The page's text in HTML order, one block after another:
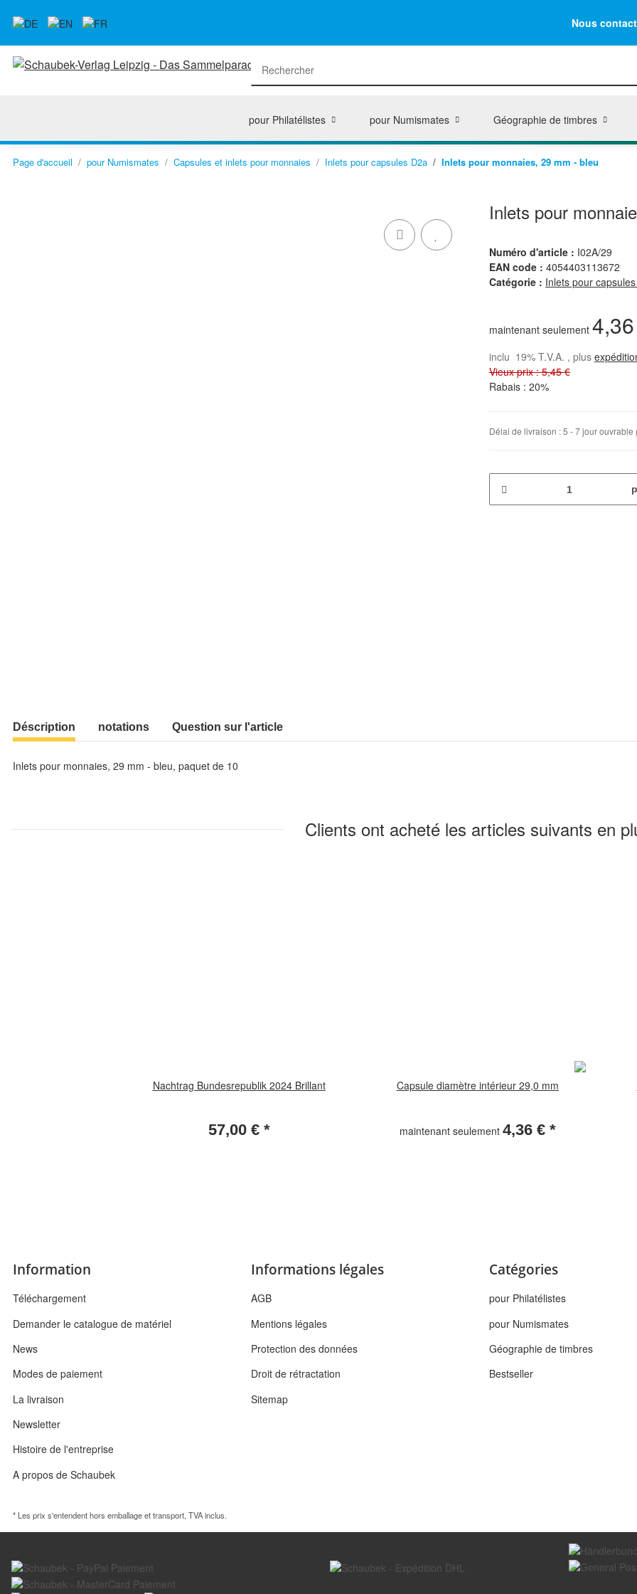
Nous
pour Philatélistes pour Numismates Géographie de timbres
Page d'accueil pour Numismates Capsules et inlets pour monnaies Inlets pour capsules D2a Inlets pour monnaies, 29 mm - bleu
Inlets pour
Numéro d'article : I02A/29
EAN code : 4054403113672
Catégorie : Inlets pour
maintenant seulement
inclu 19% T.V.A. , plus
Vieux prix : 5,45 €
Rabais : 20%
Délai de livraison :5 - 7 jour ouvrable
Déscription notations Question sur l'article
Inlets pour monnaies, 29 mm - bleu, paquet de 10
Clients ont acheté les articles suivants en
Nachtrag Bundesrepublik 2024 Brillant
57,00 € *
Capsule diamètre intérieur 29,0 mm
maintenant seulement 4,36 € *
Information
Téléchargement
Demander le catalogue de matériel
News
Modes de paiement
La livraison
Newsletter
Histoire de l'entreprise
A propos de Schaubek
Informations légales
AGB
Mentions légales
Protection des données
Droit de rétractation
Sitemap
Catégories
pour Philatélistes
pour Numismates
Géographie de timbres
Bestseller
* Les prix s'entendent hors emballage et transport, TVA inclus.